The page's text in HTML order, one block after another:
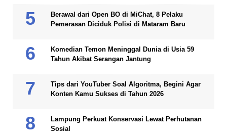
Berawal dari Open BO di MiChat, 8 Pelaku
Pemerasan Diciduk Polisi di Mataram Baru
Komedian Temon Meninggal Dunia di Usia 59
Tahun Akibat Serangan Jantung
Tips dari YouTuber Soal Algoritma, Begini Agar
Konten Kamu Sukses di Tahun 2026
Lampung Perkuat Konservasi Lewat Perhutanan
Sosial